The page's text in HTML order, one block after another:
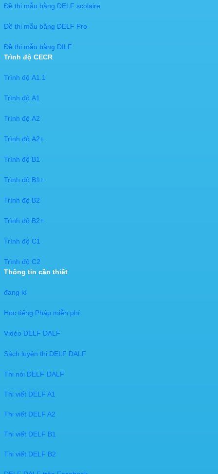
Đề thi mẫu bằng DELF scolaire
Đề thi mẫu bằng DELF Pro
Đề thi mẫu bằng DILF
Trình độ CECR
Trình độ A1.1
Trình độ A1
Trình độ A2
Trình độ A2+
Trình độ B1
Trình độ B1+
Trình độ B2
Trình độ B2+
Trình độ C1
Trình độ C2
Thông tin cần thiết
đang kí​
Học tiếng Pháp miễn phí
Vidéo DELF DALF
Sách luyện thi DELF DALF
Thi nói DELF-DALF
Thi viết DELF A1
Thi viết DELF A2
Thi viết DELF B1
Thi viết DELF B2